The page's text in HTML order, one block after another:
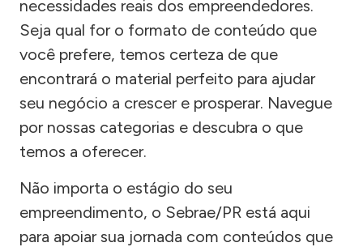
necessidades reais dos empreendedores.
Seja qual for o formato de conteúdo que
você prefere, temos certeza de que
encontrará o material perfeito para ajudar
seu negócio a crescer e prosperar. Navegue
por nossas categorias e descubra o que
temos a oferecer.
Não importa o estágio do seu
empreendimento, o Sebrae/PR está aqui
para apoiar sua jornada com conteúdos que